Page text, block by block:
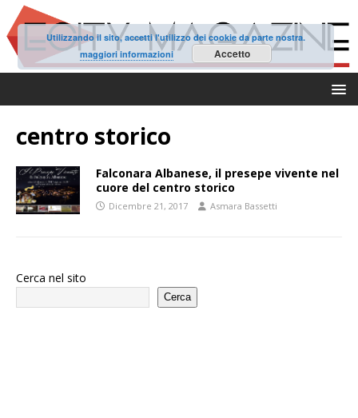
centro storico
Falconara Albanese, il presepe vivente nel
cuore del centro storico
Dicembre 21, 2017 Asmara Bassetti
Cerca nel sito
Cerca
Utilizzando il sito, accetti l'utilizzo dei cookie da parte nostra.
maggiori informazioni
Accetto